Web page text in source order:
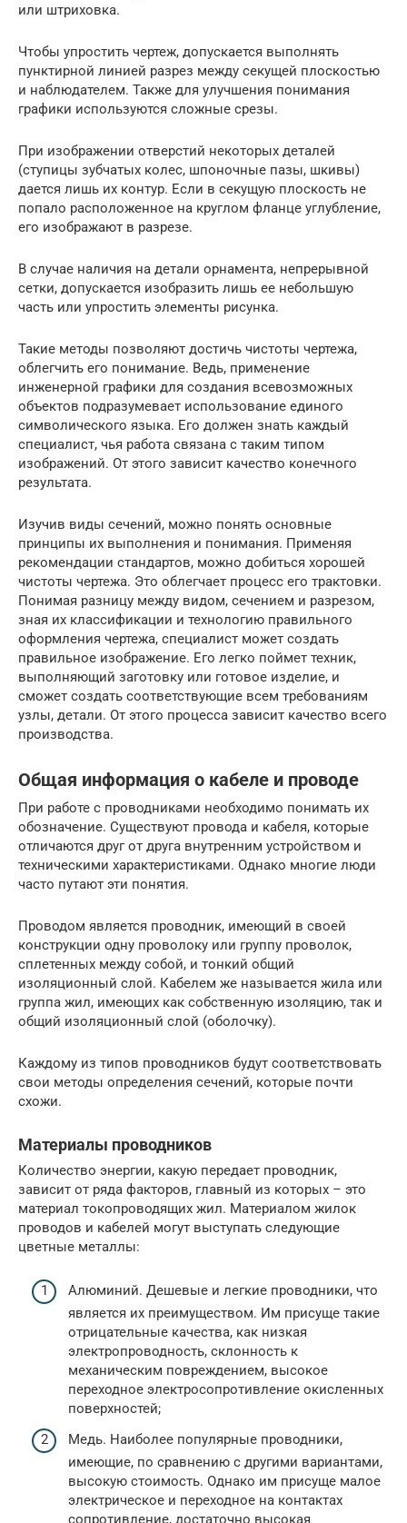
или штриховка.
Чтобы упростить чертеж, допускается выполнять
пунктирной линией разрез между секущей плоскостью
и наблюдателем. Также для улучшения понимания
графики используются сложные срезы.
При изображении отверстий некоторых деталей
(ступицы зубчатых колес, шпоночные пазы, шкивы)
дается лишь их контур. Если в секущую плоскость не
попало расположенное на круглом фланце углубление,
его изображают в разрезе.
В случае наличия на детали орнамента, непрерывной
сетки, допускается изобразить лишь ее небольшую
часть или упростить элементы рисунка.
Такие методы позволяют достичь чистоты чертежа,
облегчить его понимание. Ведь, применение
инженерной графики для создания всевозможных
объектов подразумевает использование единого
символического языка. Его должен знать каждый
специалист, чья работа связана с таким типом
изображений. От этого зависит качество конечного
результата.
Изучив виды сечений, можно понять основные
принципы их выполнения и понимания. Применяя
рекомендации стандартов, можно добиться хорошей
чистоты чертежа. Это облегчает процесс его трактовки.
Понимая разницу между видом, сечением и разрезом,
зная их классификации и технологию правильного
оформления чертежа, специалист может создать
правильное изображение. Его легко поймет техник,
выполняющий заготовку или готовое изделие, и
сможет создать соответствующие всем требованиям
узлы, детали. От этого процесса зависит качество всего
производства.
Общая информация о кабеле и проводе
При работе с проводниками необходимо понимать их
обозначение. Существуют провода и кабеля, которые
отличаются друг от друга внутренним устройством и
техническими характеристиками. Однако многие люди
часто путают эти понятия.
Проводом является проводник, имеющий в своей
конструкции одну проволоку или группу проволок,
сплетенных между собой, и тонкий общий
изоляционный слой. Кабелем же называется жила или
группа жил, имеющих как собственную изоляцию, так и
общий изоляционный слой (оболочку).
Каждому из типов проводников будут соответствовать
свои методы определения сечений, которые почти
схожи.
Материалы проводников
Количество энергии, какую передает проводник,
зависит от ряда факторов, главный из которых – это
материал токопроводящих жил. Материалом жилок
проводов и кабелей могут выступать следующие
цветные металлы:
Алюминий. Дешевые и легкие проводники, что
является их преимуществом. Им присуще такие
отрицательные качества, как низкая
электропроводность, склонность к
механическим повреждением, высокое
переходное электросопротивление окисленных
поверхностей;
Медь. Наиболее популярные проводники,
имеющие, по сравнению с другими вариантами,
высокую стоимость. Однако им присуще малое
электрическое и переходное на контактах
сопротивление, достаточно высокая